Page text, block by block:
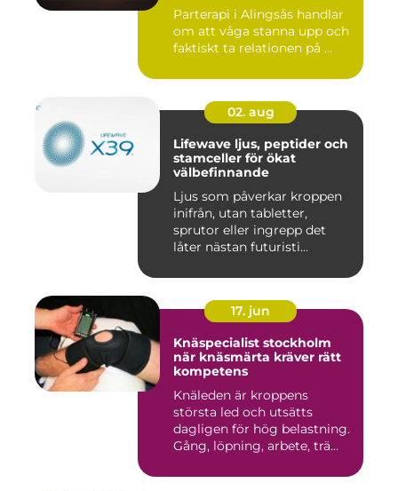
Parterapi i Alingsås handlar
om att våga stanna upp och
faktiskt ta relationen på ...
02. aug
Lifewave ljus, peptider och
stamceller för ökat
välbefinnande
Ljus som påverkar kroppen
inifrån, utan tabletter,
sprutor eller ingrepp det
låter nästan futuristi...
17. jun
Knäspecialist stockholm
när knäsmärta kräver rätt
kompetens
Knäleden är kroppens
största led och utsätts
dagligen för hög belastning.
Gång, löpning, arbete, trä...